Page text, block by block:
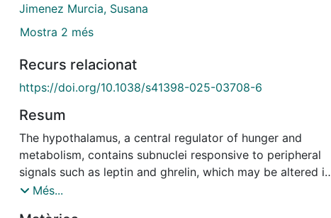
Jimenez Murcia, Susana
Mostra 2 més
Recurs relacionat
https://doi.org/10.1038/s41398-025-03708-6
Resum
The hypothalamus, a central regulator of hunger and
metabolism, contains subnuclei responsive to peripheral
signals such as leptin and ghrelin, which may be altered in
anorexia nervosa (AN) and obesity (OB). This exploratory
Més...